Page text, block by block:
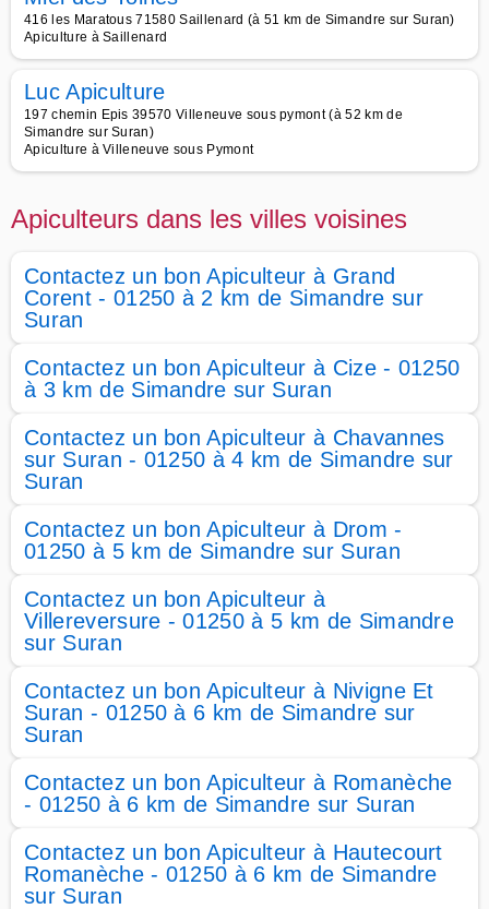
416 les Maratous 71580 Saillenard (à 51 km de Simandre sur Suran)
Apiculture à Saillenard
Luc Apiculture
197 chemin Epis 39570 Villeneuve sous pymont (à 52 km de
Simandre sur Suran)
Apiculture à Villeneuve sous Pymont
Apiculteurs dans les villes voisines
Contactez un bon Apiculteur à Grand
Corent - 01250 à 2 km de Simandre sur
Suran
Contactez un bon Apiculteur à Cize - 01250
à 3 km de Simandre sur Suran
Contactez un bon Apiculteur à Chavannes
sur Suran - 01250 à 4 km de Simandre sur
Suran
Contactez un bon Apiculteur à Drom -
01250 à 5 km de Simandre sur Suran
Contactez un bon Apiculteur à
Villereversure - 01250 à 5 km de Simandre
sur Suran
Contactez un bon Apiculteur à Nivigne Et
Suran - 01250 à 6 km de Simandre sur
Suran
Contactez un bon Apiculteur à Romanèche
- 01250 à 6 km de Simandre sur Suran
Contactez un bon Apiculteur à Hautecourt
Romanèche - 01250 à 6 km de Simandre
sur Suran